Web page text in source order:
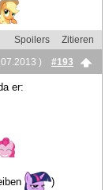
Spoilers
Zitieren
)
#193
er:
)